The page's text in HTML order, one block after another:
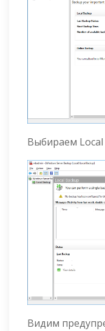
Выбираем Local
Видим